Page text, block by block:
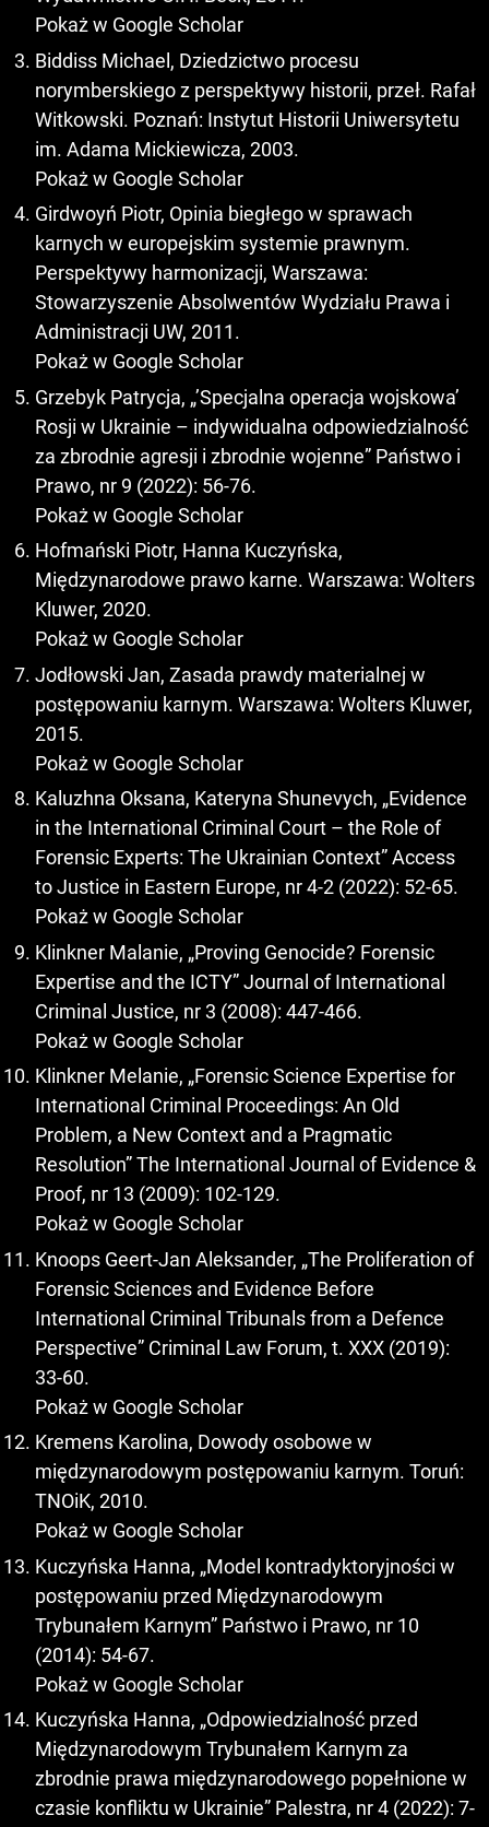
Pokaż w Google Scholar
Biddiss Michael, Dziedzictwo procesu
norymberskiego z perspektywy historii, przeł. Rafał
Witkowski. Poznań: Instytut Historii Uniwersytetu
im. Adama Mickiewicza, 2003.
Pokaż w Google Scholar
Girdwoyń Piotr, Opinia biegłego w sprawach
karnych w europejskim systemie prawnym.
Perspektywy harmonizacji, Warszawa:
Stowarzyszenie Absolwentów Wydziału Prawa i
Administracji UW, 2011.
Pokaż w Google Scholar
Grzebyk Patrycja, „’Specjalna operacja wojskowa’
Rosji w Ukrainie – indywidualna odpowiedzialność
za zbrodnie agresji i zbrodnie wojenne” Państwo i
Prawo, nr 9 (2022): 56-76.
Pokaż w Google Scholar
Hofmański Piotr, Hanna Kuczyńska,
Międzynarodowe prawo karne. Warszawa: Wolters
Kluwer, 2020.
Pokaż w Google Scholar
Jodłowski Jan, Zasada prawdy materialnej w
postępowaniu karnym. Warszawa: Wolters Kluwer,
2015.
Pokaż w Google Scholar
Kaluzhna Oksana, Kateryna Shunevych, „Evidence
in the International Criminal Court – the Role of
Forensic Experts: The Ukrainian Context” Access
to Justice in Eastern Europe, nr 4-2 (2022): 52-65.
Pokaż w Google Scholar
Klinkner Malanie, „Proving Genocide? Forensic
Expertise and the ICTY” Journal of International
Criminal Justice, nr 3 (2008): 447-466.
Pokaż w Google Scholar
Klinkner Melanie, „Forensic Science Expertise for
International Criminal Proceedings: An Old
Problem, a New Context and a Pragmatic
Resolution” The International Journal of Evidence &
Proof, nr 13 (2009): 102-129.
Pokaż w Google Scholar
Knoops Geert-Jan Aleksander, „The Proliferation of
Forensic Sciences and Evidence Before
International Criminal Tribunals from a Defence
Perspective” Criminal Law Forum, t. XXX (2019):
33-60.
Pokaż w Google Scholar
Kremens Karolina, Dowody osobowe w
międzynarodowym postępowaniu karnym. Toruń:
TNOiK, 2010.
Pokaż w Google Scholar
Kuczyńska Hanna, „Model kontradyktoryjności w
postępowaniu przed Międzynarodowym
Trybunałem Karnym” Państwo i Prawo, nr 10
(2014): 54-67.
Pokaż w Google Scholar
Kuczyńska Hanna, „Odpowiedzialność przed
Międzynarodowym Trybunałem Karnym za
zbrodnie prawa międzynarodowego popełnione w
czasie konfliktu w Ukrainie” Palestra, nr 4 (2022): 7-